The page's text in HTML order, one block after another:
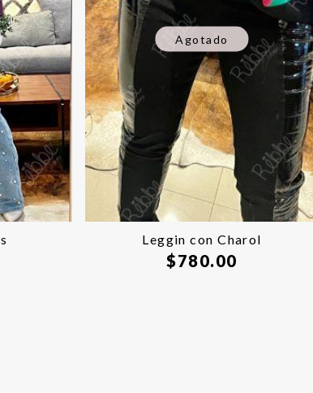
Agotado
Leggin con Charol
$780.00